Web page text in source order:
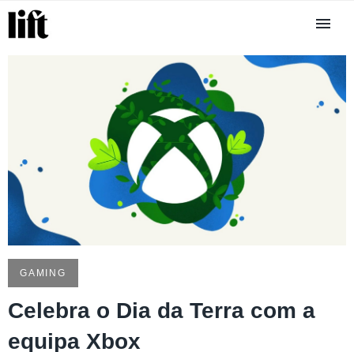
GAMING
Celebra o Dia da Terra com a
equipa Xbox